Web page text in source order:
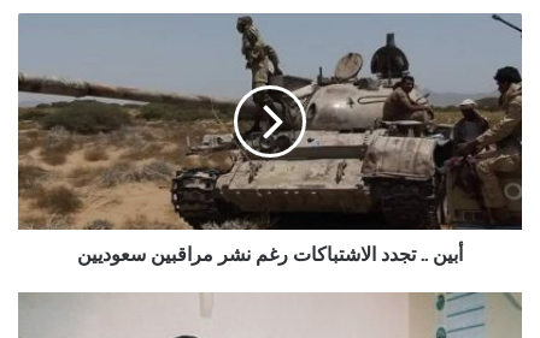
أبين
تجدد
الاشتباكات
رغم
نشر
مراقبين
سعوديين
أبين .. تجدد الاشتباكات رغم نشر مراقبين سعوديين
ارشيف
الذاكرة